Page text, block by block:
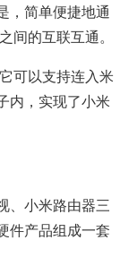
，简单便捷地通
间的互联互通。
可以支持连入米
内，实现了小米
、小米路由器三
件产品组成一套